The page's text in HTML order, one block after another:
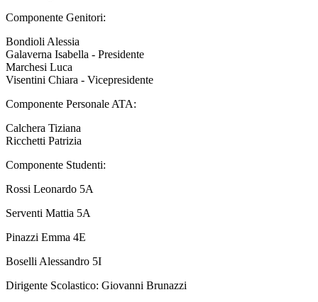
Componente Genitori:
Bondioli Alessia
Galaverna Isabella - Presidente
Marchesi Luca
Visentini Chiara - Vicepresidente
Componente Personale ATA:
Calchera Tiziana
Ricchetti Patrizia
Componente Studenti:
Rossi Leonardo 5A
Serventi Mattia 5A
Pinazzi Emma 4E
Boselli Alessandro 5I
Dirigente Scolastico: Giovanni Brunazzi